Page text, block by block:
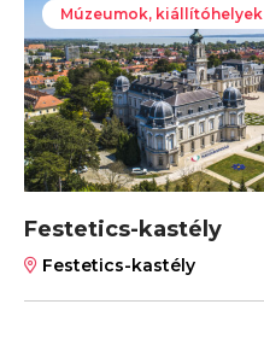
Múzeumok, kiállítóhelyek
Festetics-kastély
Festetics-kastély